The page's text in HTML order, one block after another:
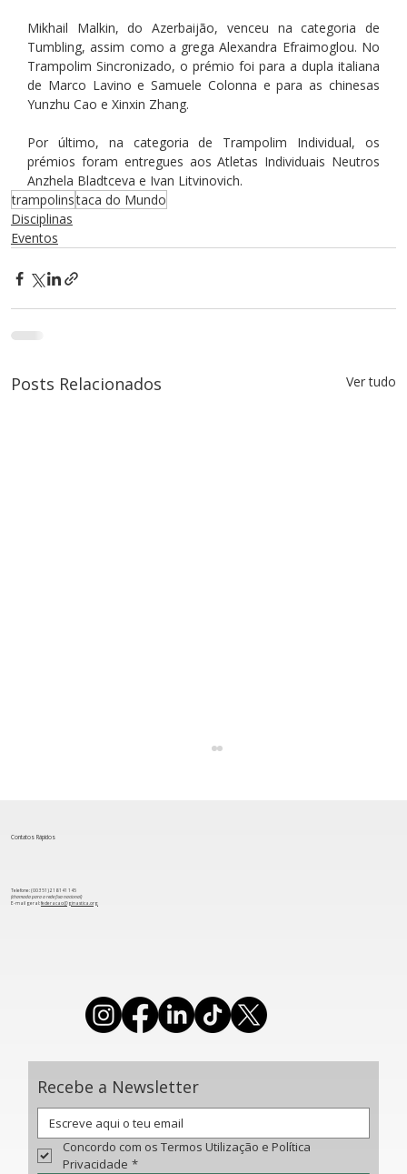
Mikhail Malkin, do Azerbaijão, venceu na categoria de
Tumbling, assim como a grega Alexandra Efraimoglou. No
Trampolim Sincronizado, o prémio foi para a dupla italiana
de Marco Lavino e Samuele Colonna e para as chinesas
Yunzhu Cao e Xinxin Zhang.
Por último, na categoria de Trampolim Individual, os
prémios foram entregues aos Atletas Individuais Neutros
Anzhela Bladtceva e Ivan Litvinovich.
trampolinstaca do Mundo
Disciplinas
Eventos
Posts Relacionados Ver tudo
última Taça do Mundo da temporada
Recebe a Newsletter
Concordo com os Termos Utilização e Política
Privacidade *
Contatos Rápidos
Telefone: (00 351) 218 141 145
(chamada para a rede fixa nacional)
​E-mail geral:federacao@ginastica.org